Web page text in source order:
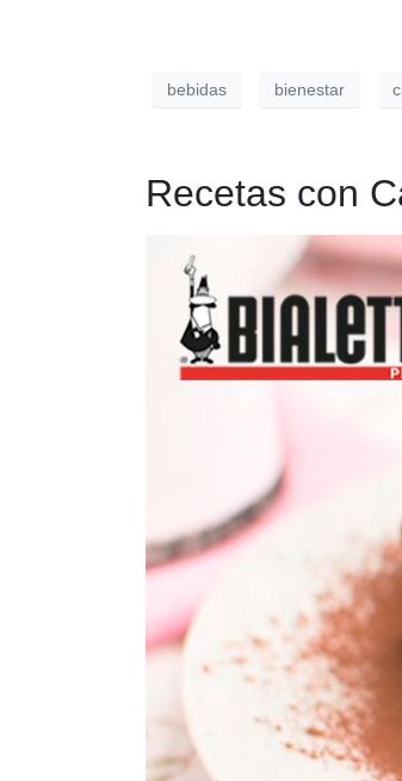
bebidas bienestar
Recetas con